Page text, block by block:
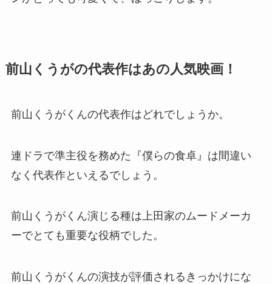
前山くうがの代表作はあの人気映画！
前山くうがくんの代表作はどれでしょうか。
連ドラで準主役を務めた『僕らの食卓』は間違い
なく代表作といえるでしょう。
前山くうがくん演じる種は上田家のムードメーカ
ーでとても重要な役柄でした。
前山くうがくんの演技が評価されるきっかけにな